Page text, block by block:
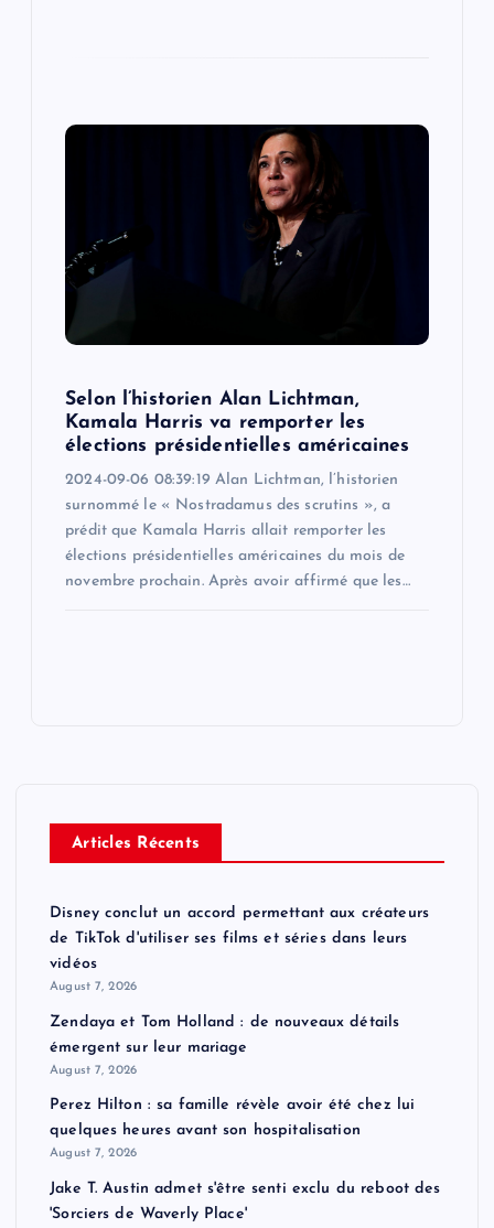
Selon l’historien Alan Lichtman,
Kamala Harris va remporter les
élections présidentielles américaines
2024-09-06 08:39:19 Alan Lichtman, l’historien
surnommé le « Nostradamus des scrutins », a
prédit que Kamala Harris allait remporter les
élections présidentielles américaines du mois de
novembre prochain. Après avoir affirmé que les…
Articles Récents
Disney conclut un accord permettant aux créateurs
de TikTok d'utiliser ses films et séries dans leurs
vidéos
August 7, 2026
Zendaya et Tom Holland : de nouveaux détails
émergent sur leur mariage
August 7, 2026
Perez Hilton : sa famille révèle avoir été chez lui
quelques heures avant son hospitalisation
August 7, 2026
Jake T. Austin admet s'être senti exclu du reboot des
'Sorciers de Waverly Place'